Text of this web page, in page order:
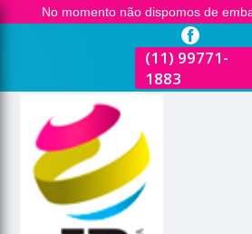
No momento não dispomos de
(11) 99771-
1883